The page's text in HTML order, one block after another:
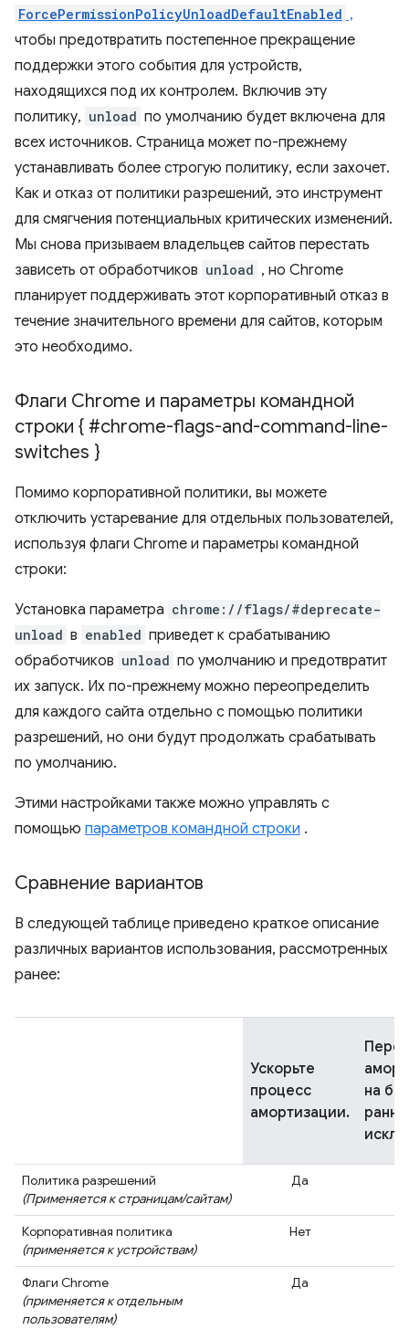
ForcePermissionPolicyUnloadDefaultEnabled ,
чтобы предотвратить постепенное прекращение
поддержки этого события для устройств,
находящихся под их контролем. Включив эту
политику, unload по умолчанию будет включена для
всех источников. Страница может по-прежнему
устанавливать более строгую политику, если захочет.
Как и отказ от политики разрешений, это инструмент
для смягчения потенциальных критических изменений.
Мы снова призываем владельцев сайтов перестать
зависеть от обработчиков unload , но Chrome
планирует поддерживать этот корпоративный отказ в
течение значительного времени для сайтов, которым
это необходимо.
Флаги Chrome и параметры командной
строки { #chrome-flags-and-command-line-
switches }
Помимо корпоративной политики, вы можете
отключить устаревание для отдельных пользователей,
используя флаги Chrome и параметры командной
строки:
Установка параметра chrome://flags/#deprecate-
unload в enabled приведет к срабатыванию
обработчиков unload по умолчанию и предотвратит
их запуск. Их по-прежнему можно переопределить
для каждого сайта отдельно с помощью политики
разрешений, но они будут продолжать срабатывать
по умолчанию.
Этими настройками также можно управлять с
помощью параметров командной строки .
Сравнение вариантов
В следующей таблице приведено краткое описание
различных вариантов использования, рассмотренных
ранее:
Ускорьте
процесс
амортизации.
на
Политика разрешений
(Применяется к страницам/сайтам)
Да
Корпоративная политика
(применяется к устройствам)
Нет
Флаги Chrome
(применяется к отдельным
пользователям)
Да